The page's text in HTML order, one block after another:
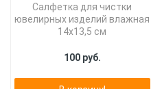
Салфетка для чистки
ювелирных изделий влажная
14х13,5 см
100 руб.